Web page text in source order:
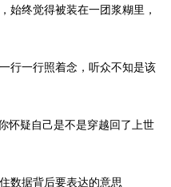
始终觉得被装在一团浆糊里，
行一行照着念，听众不知是该
怀疑自己是不是穿越回了上世
数据背后要表达的意思